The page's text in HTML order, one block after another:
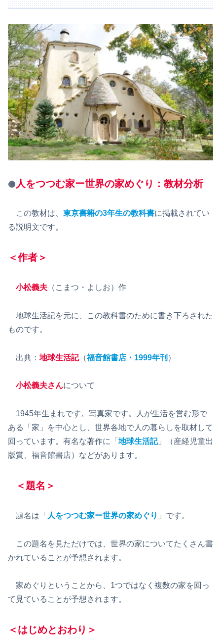
🟠 人をつつむ家ー世界の家めぐり：教材分析
この教材は、 東京書籍の3年生の教科書に掲載されてい
る説明文です。
＜作者＞
小松義夫 （こまつ・よしお）作
地球生活記を元に、この教科書のために書き下ろされた
ものです。
出典： 地球生活記（福音館書店・1999年刊 ）
小松義夫さんについて
1945年生まれです。写真家です。人が生活を営む形で
ある「家」を中心とし、世界各地で人の暮らしを取材して
回っています。有名な著作に「 地球生活記」（産経児童出
版賞、福音館書店）などがあります。
＜題名＞
題名は「 人をつつむ家ー世界の家めぐり 」です。
この題名を見ただけでは、世界の家についてたくさん書
かれていることが予想されます。
家めぐりということから、1つではなく複数の家を回っ
て見ていることが予想されます。
＜はじめとおわり＞